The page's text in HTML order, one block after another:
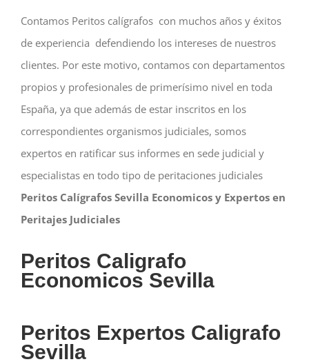
Contamos Peritos calígrafos con muchos años y éxitos
de experiencia defendiendo los intereses de nuestros
clientes. Por este motivo, contamos con departamentos
propios y profesionales de primerísimo nivel en toda
España, ya que además de estar inscritos en los
correspondientes organismos judiciales, somos
expertos en ratificar sus informes en sede judicial y
especialistas en todo tipo de peritaciones judiciales
Peritos Calígrafos Sevilla Economicos y Expertos en
Peritajes Judiciales
Peritos Caligrafo
Economicos Sevilla
Peritos Expertos Caligrafo
Sevilla